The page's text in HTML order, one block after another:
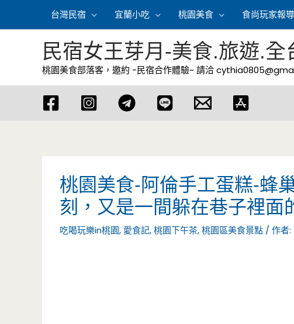
容
台灣民宿 宜蘭小吃 桃園美食 食尚玩家報導
民宿女王芽月-美食.旅遊.全
桃園美食部落客，邀約 -民宿合作體驗~ 請洽
桃園美食-阿倫手工蛋糕-蜂
刻，又是一間躲在巷子裡面
吃喝玩樂in桃園, 愛食記,桃園下午茶,桃園區美食景點 / 作者: